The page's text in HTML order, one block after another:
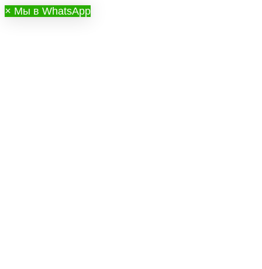
× Мы в WhatsApp